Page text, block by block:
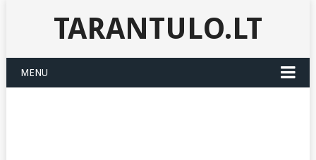
TARANTULO.LT
MENU